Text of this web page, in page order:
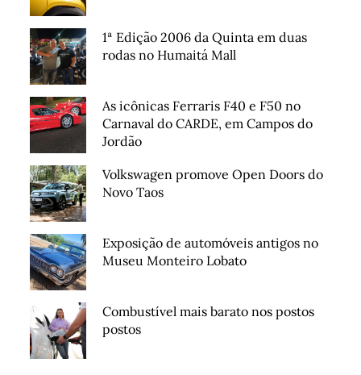
1ª Edição 2006 da Quinta em duas
rodas no Humaitá Mall
As icônicas Ferraris F40 e F50 no
Carnaval do CARDE, em Campos do
Jordão
Volkswagen promove Open Doors do
Novo Taos
Exposição de automóveis antigos no
Museu Monteiro Lobato
Combustível mais barato nos postos
postos